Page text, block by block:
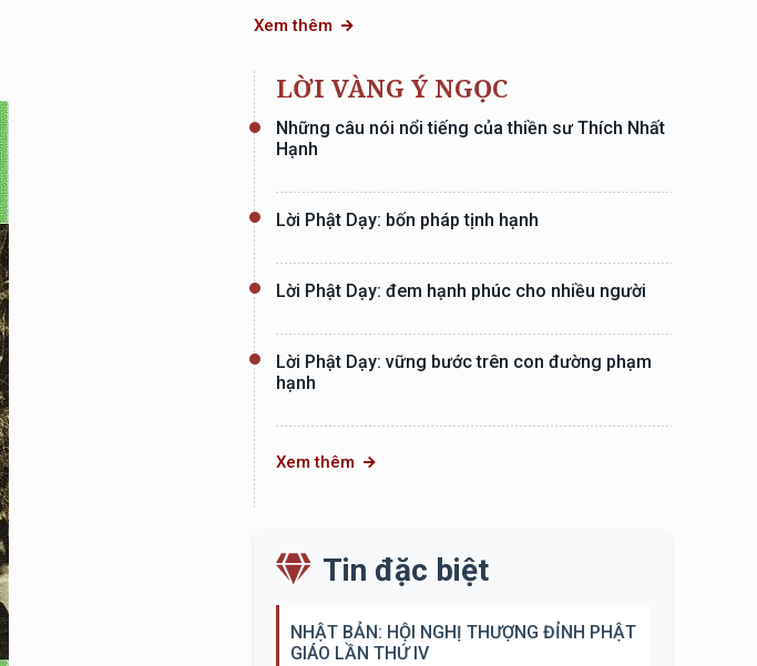
Xem thêm
LỜI VÀNG Ý NGỌC
Những câu nói nổi tiếng của thiền sư Thích Nhất
Hạnh
Lời Phật Dạy: bốn pháp tịnh hạnh
Lời Phật Dạy: đem hạnh phúc cho nhiều người
Lời Phật Dạy: vững bước trên con đường phạm
hạnh
Xem thêm
Tin đặc biệt
NHẬT BẢN: HỘI NGHỊ THƯỢNG ĐỈNH PHẬT
GIÁO LẦN THỨ IV